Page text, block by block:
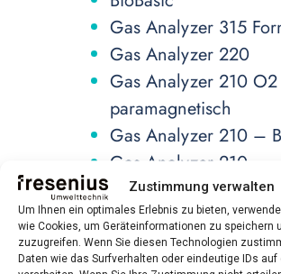
Zustimmung verwalten
Um Ihnen ein optimales Erlebnis zu bieten,
wie Cookies, um Geräteinformationen zu speichern
zuzugreifen. Wenn Sie diesen Technologien
Daten wie das Surfverhalten oder eindeutige IDs
Gas Analyzer 315
Gas Analyzer 220
Gas Analyzer 210 O2
paramagnetisch
Gas Analyzer 210 –
Gas Analyzer 210
Gas Analyzer 150
Gas-Cooler-Series
Gas Cooler RCI 500